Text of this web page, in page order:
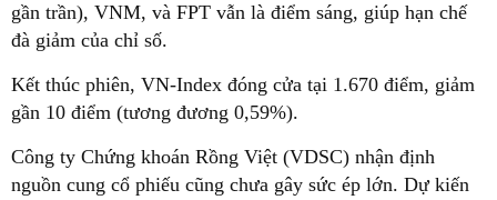
gần trần), VNM, và FPT vẫn là điểm sáng, giúp hạn chế
đà giảm của chỉ số.
Kết thúc phiên, VN-Index đóng cửa tại 1.670 điểm, giảm
gần 10 điểm (tương đương 0,59%).
Công ty Chứng khoán Rồng Việt (VDSC) nhận định
nguồn cung cổ phiếu cũng chưa gây sức ép lớn. Dự kiến